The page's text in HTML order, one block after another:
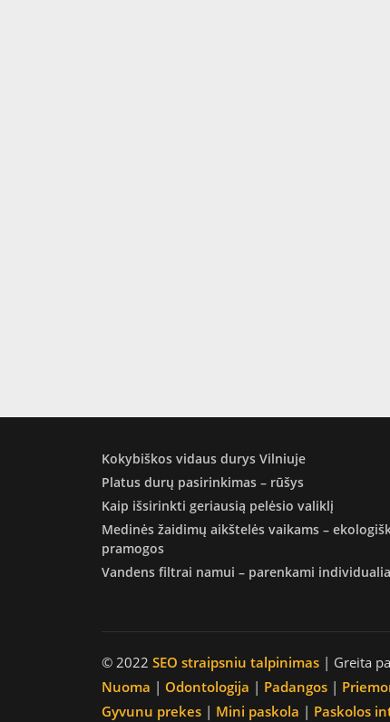
Kokybiškos vidaus durys Vilniuje
Platus durų pasirinkimas – rūšys
Kaip išsirinkti geriausią pelėsio valiklį
Medinės žaidimų aikštelės vaikams –
pramogos
Vandens filtrai namui – parenkami
© 2022 SEO straipsniu talpinimas | Greita
Nuoma | Odontologija | Padangos |
Gyvunu prekes | Mini paskola | Paskolos